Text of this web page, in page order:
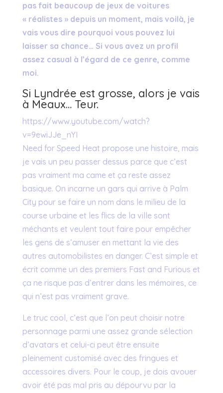
pas fait beaucoup de jeux de voitures
« réalistes » depuis un moment, mais voilà, je
vais vous dire pourquoi vous pouvez lui
laisser sa chance… Si vous avez un profil
assez casual à l’égard de ce genre, comme
moi.
Si Lyndrée est grosse, alors je vais
à Meaux… Teur.
https://www.youtube.com/watch?
v=9ewiJJe_nYI
Need for Speed Heat propose une histoire, mais
je vais un peu passer dessus parce que c’est
pas vraiment ma came et ça reste assez
basique. On incarne un gars qui arrive à Palm
City pour se faire un nom dans le milieu de la
course urbaine et les flics de la ville sont
méchants et veulent tout faire pour empêcher
les gens de s’amuser en mettant la vie des
autres automobilistes en danger. C’est simple et
écrit comme un des premiers Fast and Furious et
ça ne risque pas d’entrer dans les mémoires, ce
qui n’est pas vraiment grave.
Le truc cool, c’est que l’on peut choisir notre
personnage parmi une assez grande sélection
d’avatars et celui-ci peut être ensuite
pleinement customisé avec des fringues et
accessoires divers. Pour le coup, je dois avouer
avoir été pas mal pris au dépourvu par la